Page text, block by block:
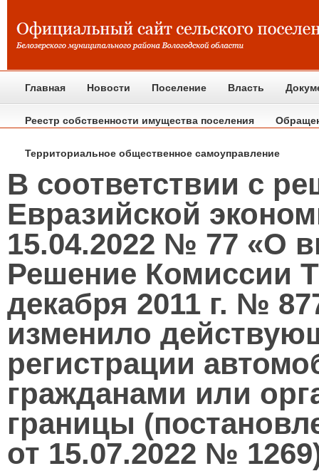
Главная Новости Поселение Власть
Реестр собственности имущества поселения
Территориальное общественное самоуправление
В соответствии с
Евразийской
15.04.2022 № 77 «О
Решение Комиссии
декабря 2011 г. №
изменило
регистрации
гражданами или
границы
от 15.07.2022 №